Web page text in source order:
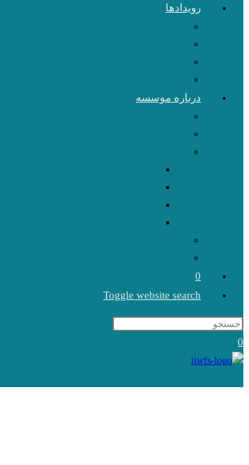
رویدادها
درباره موسسه
0
Toggle website search
0